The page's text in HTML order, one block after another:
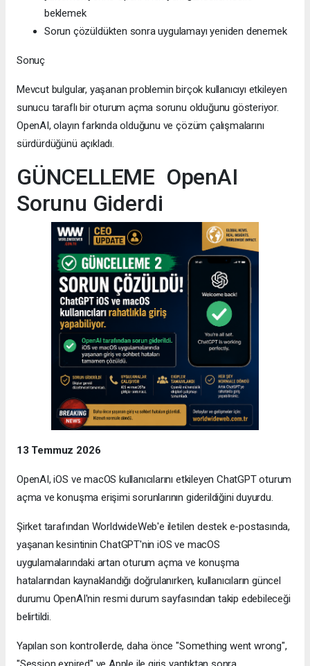
beklemek
Sorun çözüldükten sonra uygulamayı yeniden denemek
Sonuç
Mevcut bulgular, yaşanan problemin birçok kullanıcıyı etkileyen
sunucu taraflı bir oturum açma sorunu olduğunu gösteriyor.
OpenAI, olayın farkında olduğunu ve çözüm çalışmalarını
sürdürdüğünü açıkladı.
GÜNCELLEME OpenAI
Sorunu Giderdi
13 Temmuz 2026
OpenAI, iOS ve macOS kullanıcılarını etkileyen ChatGPT oturum
açma ve konuşma erişimi sorunlarının giderildiğini duyurdu.
Şirket tarafından WorldwideWeb'e iletilen destek e-postasında,
yaşanan kesintinin ChatGPT'nin iOS ve macOS
uygulamalarındaki artan oturum açma ve konuşma
hatalarından kaynaklandığı doğrulanırken, kullanıcıların güncel
durumu OpenAI'nin resmi durum sayfasından takip edebileceği
belirtildi.
Yapılan son kontrollerde, daha önce "Something went wrong",